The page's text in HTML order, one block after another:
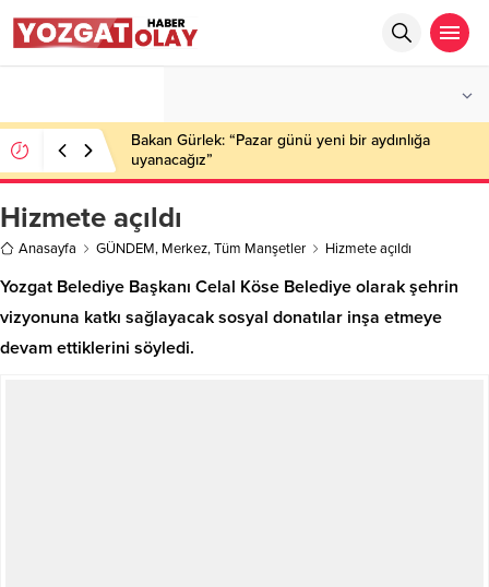
Bakan Gürlek: “Pazar günü yeni bir aydınlığa
uyanacağız”
Hizmete açıldı
Anasayfa GÜNDEM, Merkez,Tüm Manşetler Hizmete açıldı
Yozgat Belediye Başkanı Celal Köse Belediye olarak şehrin
vizyonuna katkı sağlayacak sosyal donatılar inşa etmeye
devam ettiklerini söyledi.